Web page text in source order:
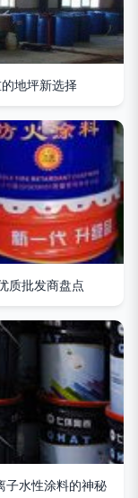
地坪新选择
质批发商盘点
子水性涂料的神秘